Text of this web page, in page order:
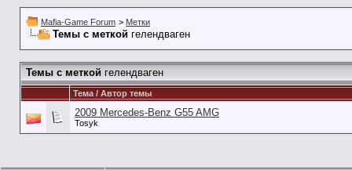
Mafia-Game Forum > Метки
Темы с меткой гелендваген
Темы с меткой гелендваген
Тема / Автор темы
2009 Mercedes-Benz G55 AMG
Tosyk